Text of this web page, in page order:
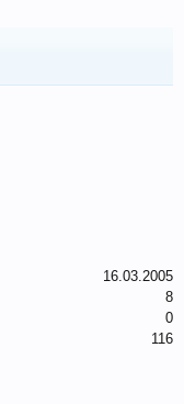
16.03.2005
8
0
116